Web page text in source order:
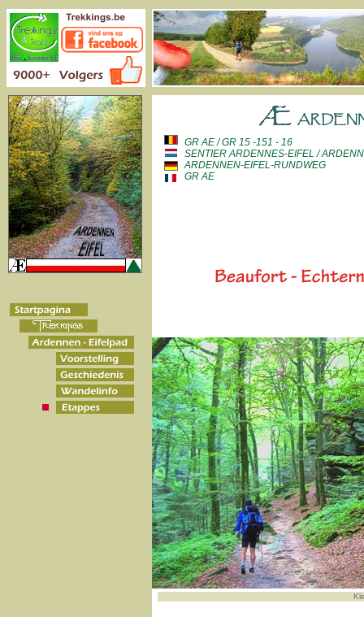
GR AE / GR 15 -151 - 16
SENTIER ARDENNES-EIFEL /
ARDENNEN-EIFEL-RUNDWEG
GR AE